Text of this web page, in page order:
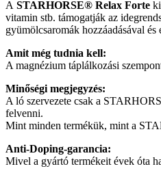
A STARHORSE® Relax Forte
vitamin stb. támogatják az
gyümölcsaromák hozzáadásával
Amit még tudnia kell:
A magnézium táplálkozási
Minőségi megjegyzés:
A ló szervezete csak a
felvenni.
Mint minden termékük, mint a
Anti-Doping-garancia:
Mivel a gyártó termékeit évek óta